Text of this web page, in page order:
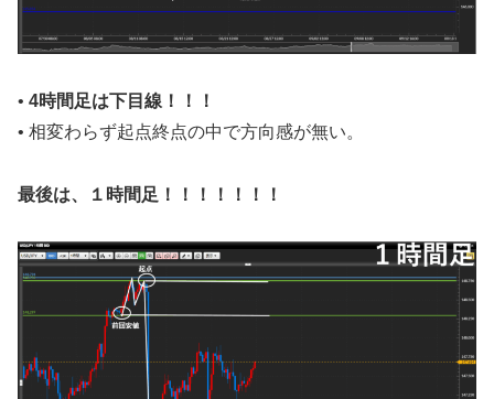
• 4時間足は下 目線！！！
• 相変わらず起点終点の中で方向感が無い。
最後は、１時間足！！！！！！！